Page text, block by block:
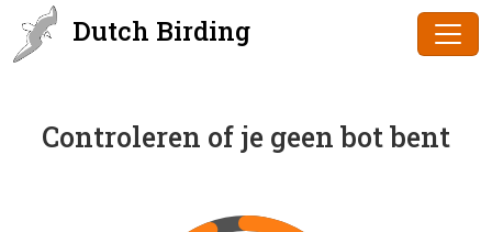
Dutch Birding
Controleren of je geen bot bent